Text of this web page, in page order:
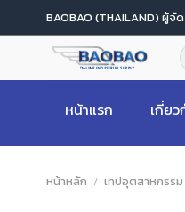
ไป
เนื้อหา
BAOBAO (THAILAND) ผู้
หน้าแรก เกี่ยว
หน้าหลัก / เทปอุตสาหกรร